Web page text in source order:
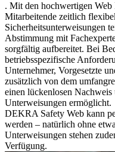
. Mit den hochwertigen
Mitarbeitende zeitlich
Sicherheitsunterweisungen
Abstimmung mit
sorgfältig aufbereitet. Bei
betriebsspezifische
Unternehmer, Vorgesetzte
zusätzlich von dem
einen lückenlosen Nachweis
Unterweisungen ermöglicht.
DEKRA Safety Web kann
werden – natürlich ohne
Unterweisungen stehen
Verfügung.